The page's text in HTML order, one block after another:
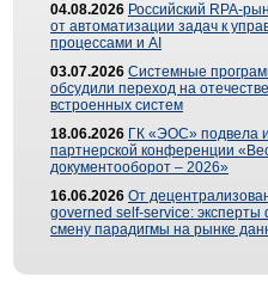
04.08.2026 Российский RPA-
от автоматизации задач к
процессами и AI
03.07.2026 Системные
обсудили переход на
встроенных систем
18.06.2026 ГК «ЭОС» подвела
партнерской конференции
документооборот – 2026»
16.06.2026 От
governed self-service: эксперты
смену парадигмы на рынке